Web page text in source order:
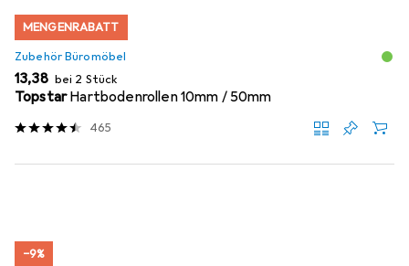
MENGENRABATT
Zubehör Büromöbel
EUR
13,38 bei 2 Stück
TopstarHartbodenrollen 10mm / 50mm
465
−9%